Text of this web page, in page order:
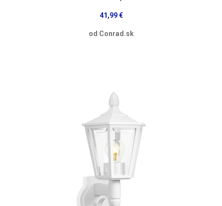
41,99 €
od Conrad.sk